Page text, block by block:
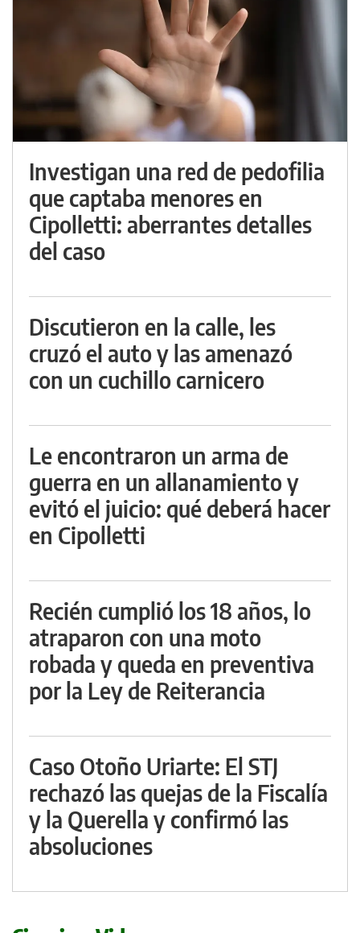
Investigan una red de pedofilia
que captaba menores en
Cipolletti: aberrantes detalles
del caso
Discutieron en la calle, les
cruzó el auto y las amenazó
con un cuchillo carnicero
Le encontraron un arma de
guerra en un allanamiento y
evitó el juicio: qué deberá hacer
en Cipolletti
Recién cumplió los 18 años, lo
atraparon con una moto
robada y queda en preventiva
por la Ley de Reiterancia
Caso Otoño Uriarte: El STJ
rechazó las quejas de la Fiscalía
y la Querella y confirmó las
absoluciones